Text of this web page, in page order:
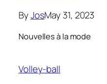
ByJosMay 31, 2023
Nouvelles à la mode
Volley-ball